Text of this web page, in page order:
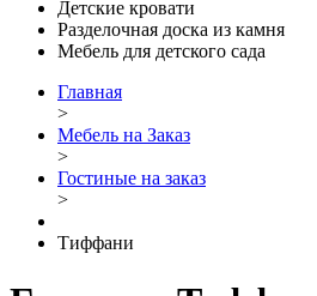
Детские кровати
Разделочная доска из камня
Мебель для детского сада
Главная
>
Мебель на Заказ
>
Гостиные на заказ
>
Тиффани